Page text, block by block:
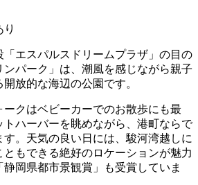
エスパルスドリームプラザ」の目の
パーク」は、潮風を感じながら親子
放的な海辺の公園です。
ークはベビーカーでのお散歩にも最
ハーバーを眺めながら、港町ならで
。天気の良い日には、駿河湾越しに
もできる絶好のロケーションが魅力
岡県都市景観賞」も受賞していま